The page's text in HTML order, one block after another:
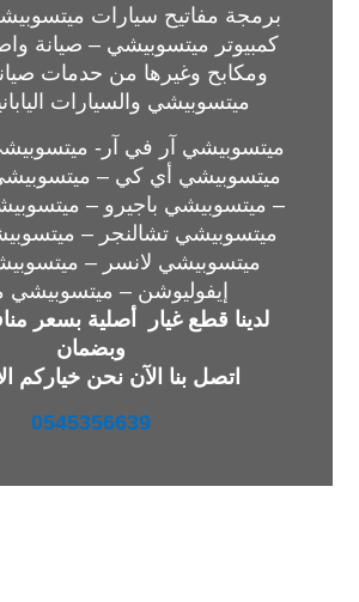
برمجة مفاتيح سيارات
كمبيوتر ميتسوبيشي – صيانة
ومكابح وغيرها من حدمات
ميتسوبيشي والسيارات
ميتسوبيشي آر في آر-
ميتسوبيشي أي كي –
– ميتسوبيشي باجيرو –
ميتسوبيشي تشالنجر –
ميتسوبيشي لانسر –
إيفوليوشن – ميتسوبيشي
لدينا قطع غيار أصلية بسعر
وبضمان
اتصل بنا الآن نحن خياركم
0545356639